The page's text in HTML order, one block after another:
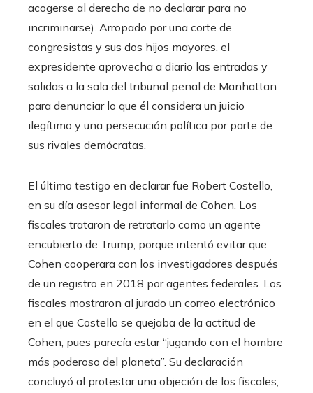
acogerse al derecho de no declarar para no
incriminarse). Arropado por una corte de
congresistas y sus dos hijos mayores, el
expresidente aprovecha a diario las entradas y
salidas a la sala del tribunal penal de Manhattan
para denunciar lo que él considera un juicio
ilegítimo y una persecución política por parte de
sus rivales demócratas.
El último testigo en declarar fue Robert Costello,
en su día asesor legal informal de Cohen. Los
fiscales trataron de retratarlo como un agente
encubierto de Trump, porque intentó evitar que
Cohen cooperara con los investigadores después
de un registro en 2018 por agentes federales. Los
fiscales mostraron al jurado un correo electrónico
en el que Costello se quejaba de la actitud de
Cohen, pues parecía estar “jugando con el hombre
más poderoso del planeta”. Su declaración
concluyó al protestar una objeción de los fiscales,